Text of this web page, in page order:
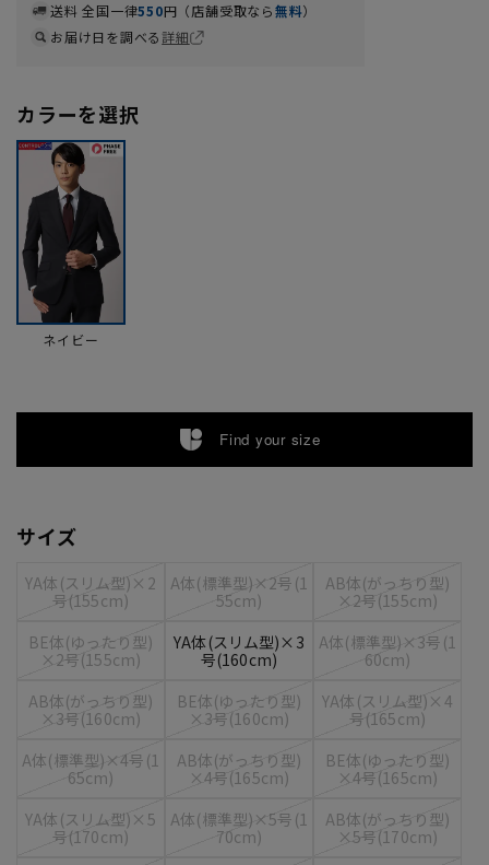
送料 全国一律550円（店舗受取なら無料）
お届け日を調べる詳細
カラーを選択
ネイビー
Find your size
サイズ
YA体(スリム型)×2
号(155cm)
A体(標準型)×2号(1
55cm)
AB体(がっちり型)
×2号(155cm)
BE体(ゆったり型)
×2号(155cm)
YA体(スリム型)×3
号(160cm)
A体(標準型)×3号(1
60cm)
AB体(がっちり型)
×3号(160cm)
BE体(ゆったり型)
×3号(160cm)
YA体(スリム型)×4
号(165cm)
A体(標準型)×4号(1
65cm)
AB体(がっちり型)
×4号(165cm)
BE体(ゆったり型)
×4号(165cm)
YA体(スリム型)×5
号(170cm)
A体(標準型)×5号(1
70cm)
AB体(がっちり型)
×5号(170cm)